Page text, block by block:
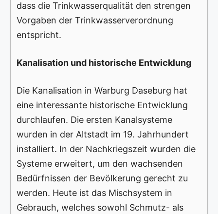
dass die Trinkwasserqualität den strengen
Vorgaben der Trinkwasserverordnung
entspricht.
Kanalisation und historische Entwicklung
Die Kanalisation in Warburg Daseburg hat
eine interessante historische Entwicklung
durchlaufen. Die ersten Kanalsysteme
wurden in der Altstadt im 19. Jahrhundert
installiert. In der Nachkriegszeit wurden die
Systeme erweitert, um den wachsenden
Bedürfnissen der Bevölkerung gerecht zu
werden. Heute ist das Mischsystem in
Gebrauch, welches sowohl Schmutz- als